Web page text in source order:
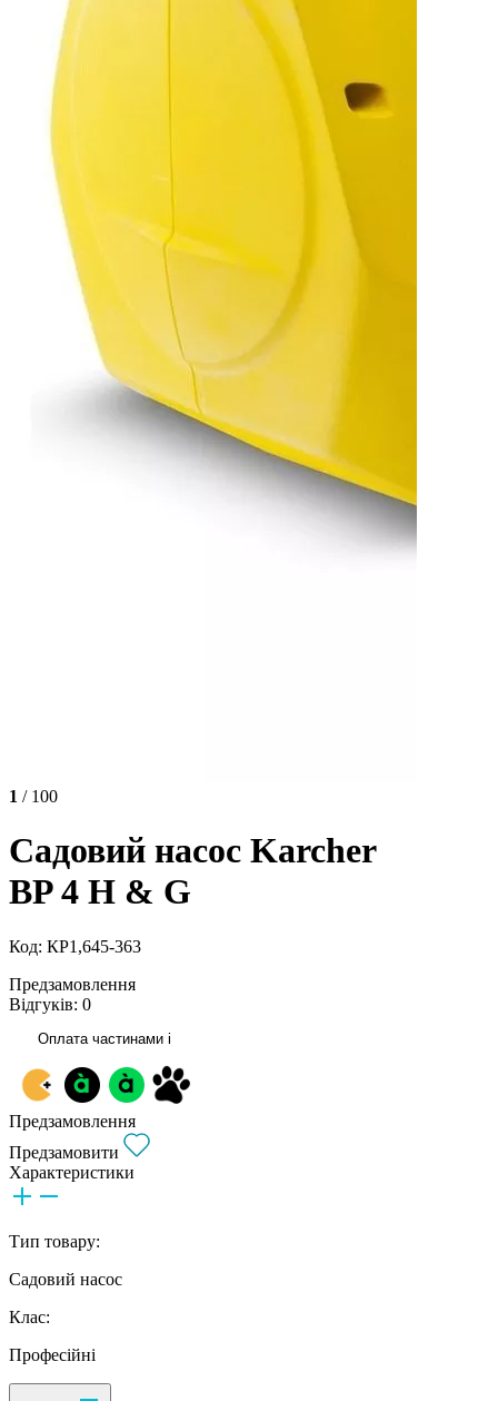
1 / 100
Садовий насос Karcher
BP 4 H & G
Код: КР1,645-363
Предзамовлення
Відгуків: 0
Оплата частинами i
Предзамовлення
Предзамовити
Характеристики
Тип товару:
Садовий насос
Клас:
Професійні